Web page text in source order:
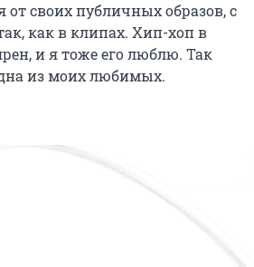
от своих публичных образов, с
как в клипах. Хип-хоп в
и я тоже его люблю. Так
из моих любимых.